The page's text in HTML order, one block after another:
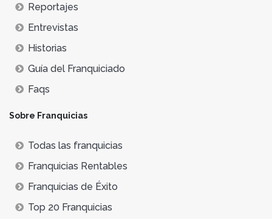
Reportajes
Entrevistas
Historias
Guía del Franquiciado
Faqs
Sobre Franquicias
Todas las franquicias
Franquicias Rentables
Franquicias de Éxito
Top 20 Franquicias